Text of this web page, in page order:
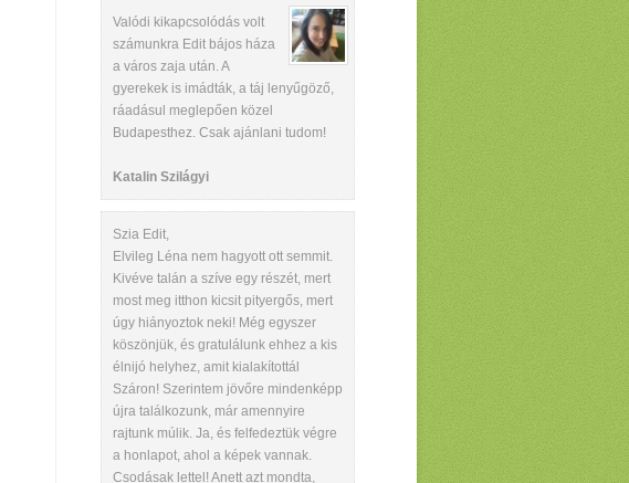
Valódi kikapcsolódás volt
számunkra Edit bájos háza
a város zaja után. A
gyerekek is imádták, a táj lenyűgöző,
ráadásul meglepően közel
Budapesthez. Csak ajánlani tudom!
Katalin Szilágyi
Szia Edit,
Elvileg Léna nem hagyott ott semmit.
Kivéve talán a szíve egy részét, mert
most meg itthon kicsit pityergős, mert
úgy hiányoztok neki! Még egyszer
köszönjük, és gratulálunk ehhez a kis
élnijó helyhez, amit kialakítottál
Száron! Szerintem jövőre mindenképp
újra találkozunk, már amennyire
rajtunk múlik. Ja, és felfedeztük végre
a honlapot, ahol a képek vannak.
Csodásak lettel! Anett azt mondta,